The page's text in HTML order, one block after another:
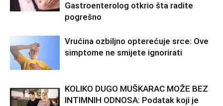
Gastroenterolog otkrio šta radite
pogrešno
Vrućina ozbiljno opterećuje srce: Ove
simptome ne smijete ignorirati
KOLIKO DUGO MUŠKARAC MOŽE BEZ
INTIMNIH ODNOSA: Podatak koji je